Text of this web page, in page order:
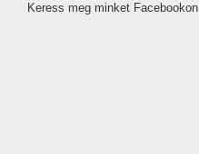
Keress meg minket Facebookon